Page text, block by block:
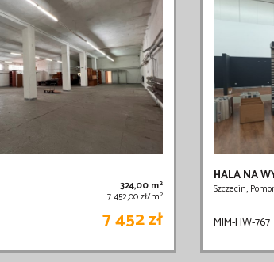
324,00 m2
7 452,00 zł/m2
7 452 zł
HALA NA
Szczecin,
MJM-HW-767